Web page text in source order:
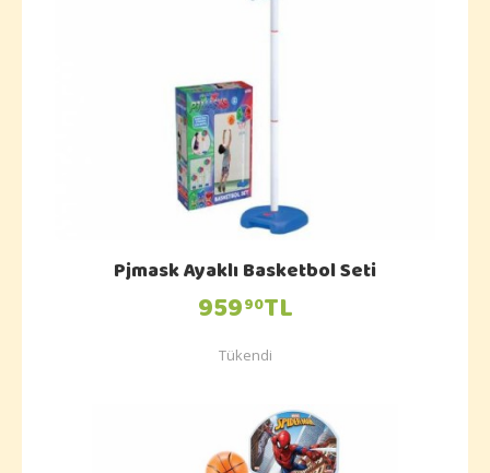
Pjmask Ayaklı Basketbol Seti
95990TL
Tükendi